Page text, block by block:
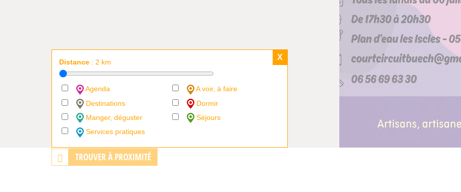
TROUVER À PROXIMITÉ
X
Distance : 2 km
Agenda
A voir, à faire
Destinations
Dormir
Manger, déguster
Séjours
Services pratiques